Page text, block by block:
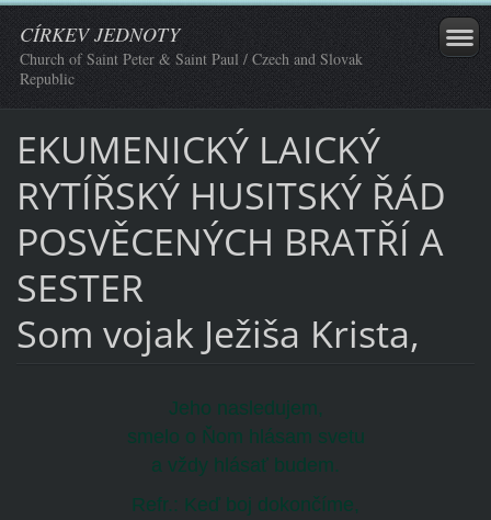
CÍRKEV JEDNOTY
Church of Saint Peter & Saint Paul / Czech and Slovak
Republic
EKUMENICKÝ LAICKÝ
RYTÍŘSKÝ HUSITSKÝ ŘÁD
POSVĚCENÝCH BRATŘÍ A
SESTER
Som vojak Ježiša Krista,
Jeho nasledujem,
smelo o Ňom hlásam svetu
a vždy hlásať budem.
Refr.: Keď boj dokončíme,